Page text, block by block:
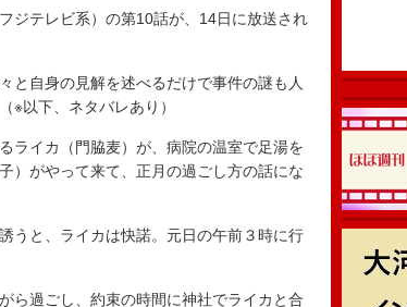
ジテレビ系）の第10話が、14日に放送され
自身の見解を述べるだけで事件の謎も人
※以下、ネタバレあり）
ライカ（門脇麦）が、病院の温室で足湯を
）がやって来て、正月の過ごし方の話にな
うと、ライカは快諾。元日の午前３時に行
ら過ごし、約束の時間に神社でライカと合